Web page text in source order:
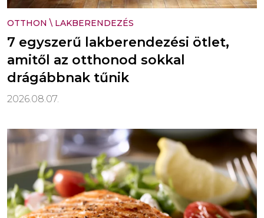
OTTHON \ LAKBERENDEZÉS
7 egyszerű lakberendezési ötlet,
amitől az otthonod sokkal
drágábbnak tűnik
2026.08.07.